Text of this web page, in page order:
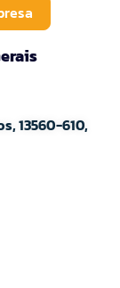
13560-610,